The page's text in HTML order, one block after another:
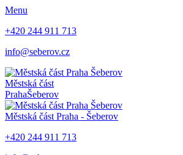
Menu
+420 244 911 713
info@seberov.cz
Městská část
PrahaŠeberov
Městská část Praha - Šeberov
+420 244 911 713